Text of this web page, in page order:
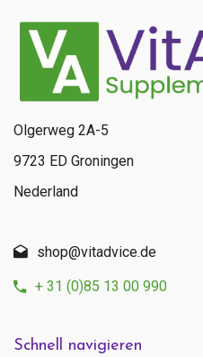
Schnell navigieren
Olgerweg 2A-5
9723 ED Groningen
Nederland
shop@vitadvice.de
+ 31 (0)85 13 00 990